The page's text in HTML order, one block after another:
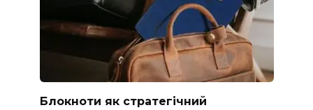
Блокноти як стратегічний